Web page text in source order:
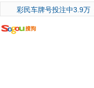
彩民车牌号投注中3.9万